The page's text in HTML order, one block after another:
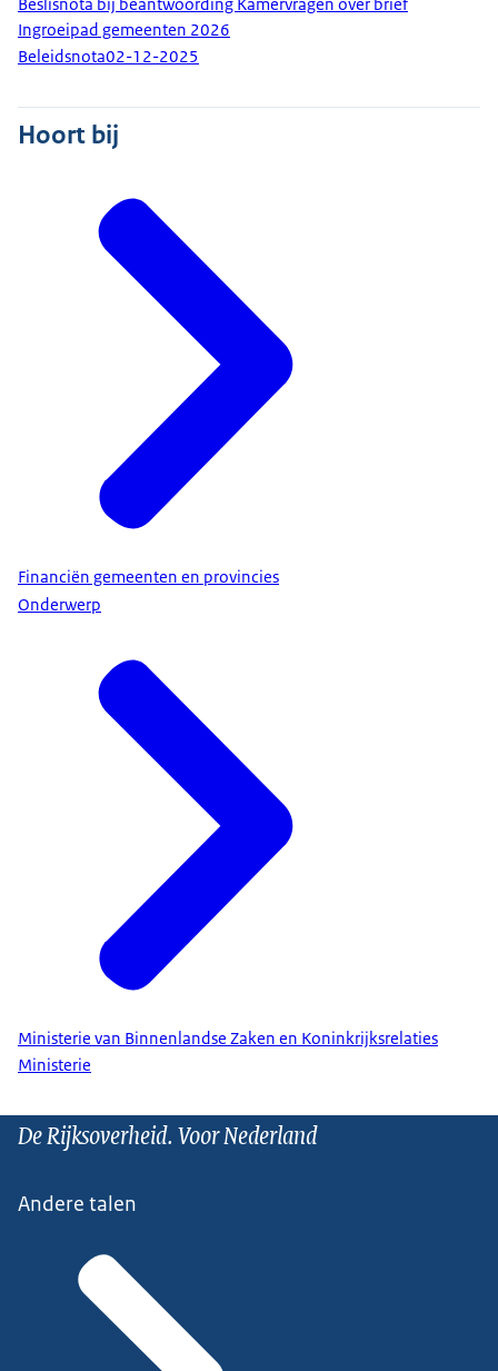
Ingroeipad gemeenten 2026
Beleidsnota02-12-2025
Hoort bij
Financiën gemeenten en provincies
Onderwerp
Ministerie van Binnenlandse Zaken en Koninkrijksrelaties
Ministerie
De Rijksoverheid. Voor Nederland
Andere talen